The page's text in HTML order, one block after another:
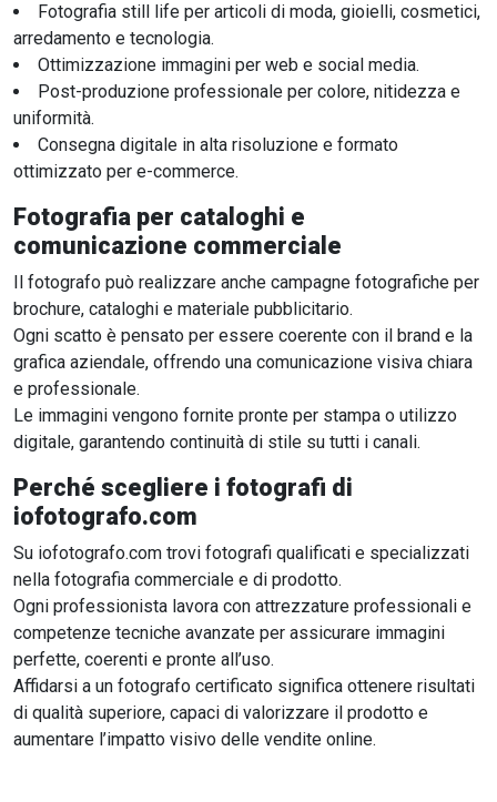
Fotografia still life per articoli di moda, gioielli, cosmetici,
arredamento e tecnologia.
Ottimizzazione immagini per web e social media.
Post-produzione professionale per colore, nitidezza e
uniformità.
Consegna digitale in alta risoluzione e formato
ottimizzato per e-commerce.
Fotografia per cataloghi e
comunicazione commerciale
Il fotografo può realizzare anche campagne fotografiche per
brochure, cataloghi e materiale pubblicitario.
Ogni scatto è pensato per essere coerente con il brand e la
grafica aziendale, offrendo una comunicazione visiva chiara
e professionale.
Le immagini vengono fornite pronte per stampa o utilizzo
digitale, garantendo continuità di stile su tutti i canali.
Perché scegliere i fotografi di
iofotografo.com
Su iofotografo.com trovi fotografi qualificati e specializzati
nella fotografia commerciale e di prodotto.
Ogni professionista lavora con attrezzature professionali e
competenze tecniche avanzate per assicurare immagini
perfette, coerenti e pronte all’uso.
Affidarsi a un fotografo certificato significa ottenere risultati
di qualità superiore, capaci di valorizzare il prodotto e
aumentare l’impatto visivo delle vendite online.